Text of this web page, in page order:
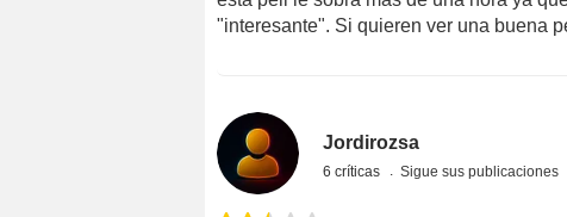
"interesante". Si quieren ver una buena
Jordirozsa
6 críticas Sigue sus publicaciones